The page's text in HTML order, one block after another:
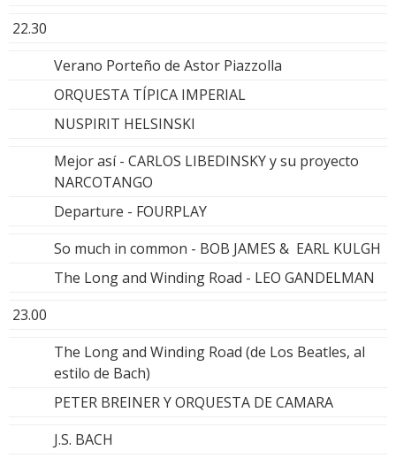
22.30
Verano Porteño de Astor Piazzolla
ORQUESTA TÍPICA IMPERIAL
NUSPIRIT HELSINSKI
Mejor así - CARLOS LIBEDINSKY y su proyecto
NARCOTANGO
Departure - FOURPLAY
So much in common - BOB JAMES & EARL KULGH
The Long and Winding Road - LEO GANDELMAN
23.00
The Long and Winding Road (de Los Beatles, al
estilo de Bach)
PETER BREINER Y ORQUESTA DE CAMARA
J.S. BACH